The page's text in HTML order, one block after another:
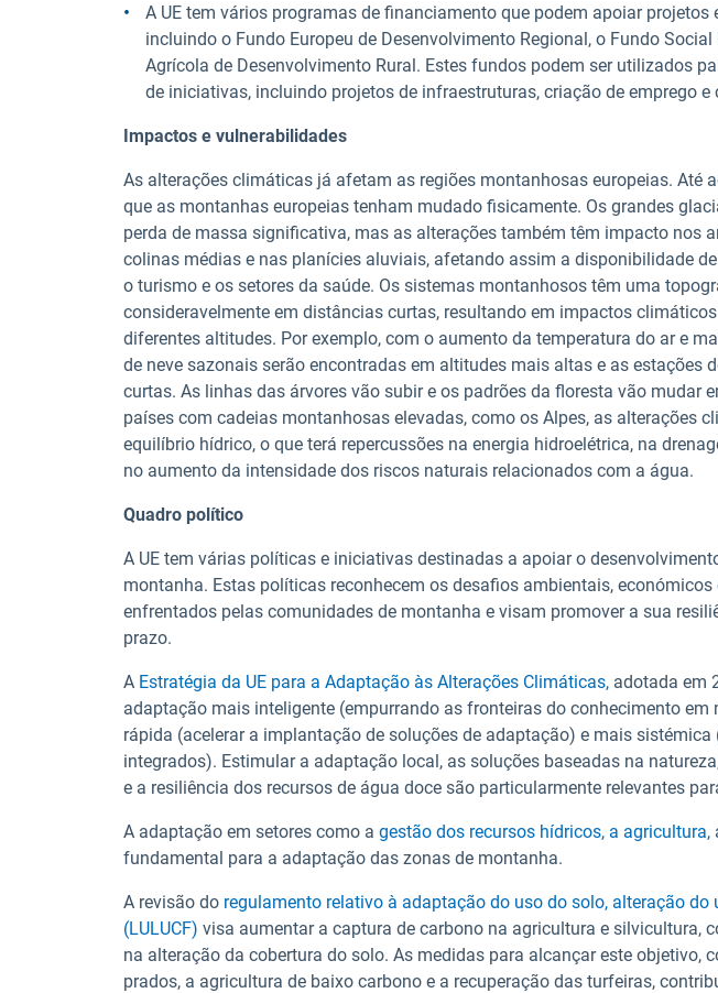
A UE tem vários programas de financiamento que podem apoiar projetos
incluindo o Fundo Europeu de Desenvolvimento Regional, o Fundo Social
Agrícola de Desenvolvimento Rural. Estes fundos podem ser utilizados
de iniciativas, incluindo projetos de infraestruturas, criação de emprego e
Impactos e vulnerabilidades
As alterações climáticas já afetam as regiões montanhosas europeias. Até
que as montanhas europeias tenham mudado fisicamente. Os grandes
perda de massa significativa, mas as alterações também têm impacto nos
colinas médias e nas planícies aluviais, afetando assim a disponibilidade
o turismo e os setores da saúde. Os sistemas montanhosos têm uma
consideravelmente em distâncias curtas, resultando em impactos
diferentes altitudes. Por exemplo, com o aumento da temperatura do ar e
de neve sazonais serão encontradas em altitudes mais altas e as estações
curtas. As linhas das árvores vão subir e os padrões da floresta vão mudar
países com cadeias montanhosas elevadas, como os Alpes, as alterações
equilíbrio hídrico, o que terá repercussões na energia hidroelétrica, na
no aumento da intensidade dos riscos naturais relacionados com a água.
Quadro político
A UE tem várias políticas e iniciativas destinadas a apoiar o
montanha. Estas políticas reconhecem os desafios ambientais,
enfrentados pelas comunidades de montanha e visam promover a sua
prazo.
A Estratégia da UE para a Adaptação às Alterações Climáticas, adotada em
adaptação mais inteligente (empurrando as fronteiras do conhecimento
rápida (acelerar a implantação de soluções de adaptação) e mais sistémica
integrados). Estimular a adaptação local, as soluções baseadas na
e a resiliência dos recursos de água doce são particularmente relevantes
A adaptação em setores como a gestão dos recursos hídricos, a agricultura,
fundamental para a adaptação das zonas de montanha.
A revisão do regulamento relativo à adaptação do uso do solo, alteração do
(LULUCF) visa aumentar a captura de carbono na agricultura e silvicultura,
na alteração da cobertura do solo. As medidas para alcançar este objetivo,
prados, a agricultura de baixo carbono e a recuperação das turfeiras,